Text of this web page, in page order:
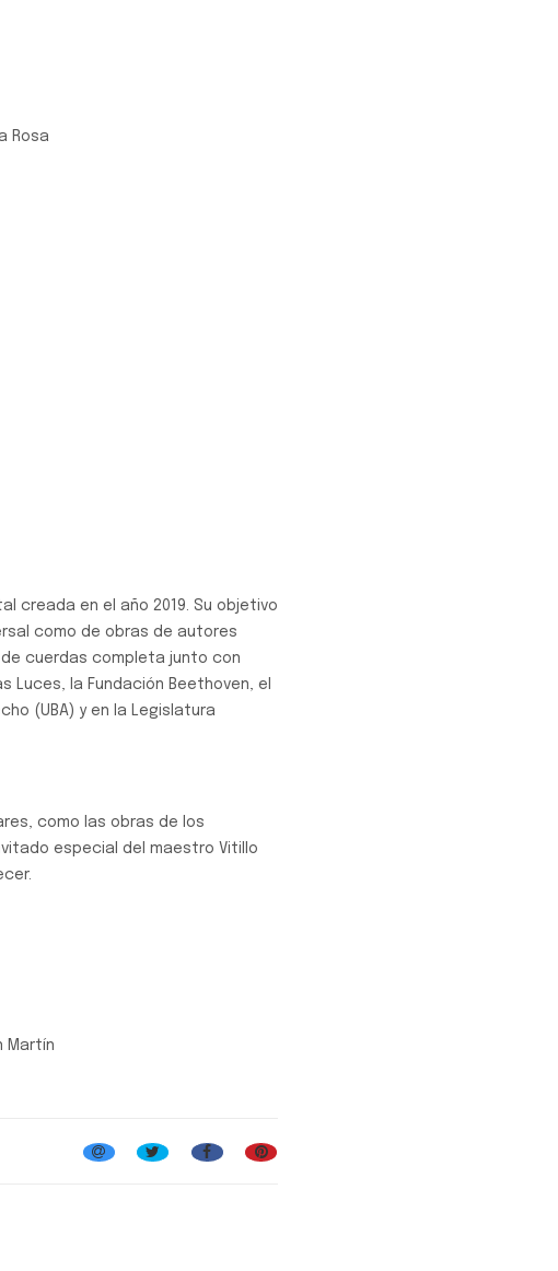
Rosa
creada en el año 2019. Su objetivo
como de obras de autores
cuerdas completa junto con
la Fundación Beethoven, el
(UBA) y en la Legislatura
como las obras de los
especial del maestro Vitillo
Martín